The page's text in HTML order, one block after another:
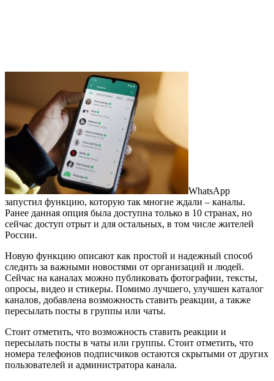
WhatsApp
запустил функцию, которую так многие ждали – каналы.
Ранее данная опция была доступна только в 10 странах, но
сейчас доступ отрыт и для остальных, в том числе жителей
России.
Новую функцию описают как простой и надежный способ
следить за важными новостями от организаций и людей.
Сейчас на каналах можно публиковать фотографии, тексты,
опросы, видео и стикеры. Помимо лучшего, улучшен каталог
каналов, добавлена возможность ставить реакции, а также
пересылать посты в группы или чаты.
Стоит отметить, что возможность ставить реакции и
пересылать посты в чаты или группы. Стоит отметить, что
номера телефонов подписчиков остаются скрытыми от других
пользователей и администратора канала.